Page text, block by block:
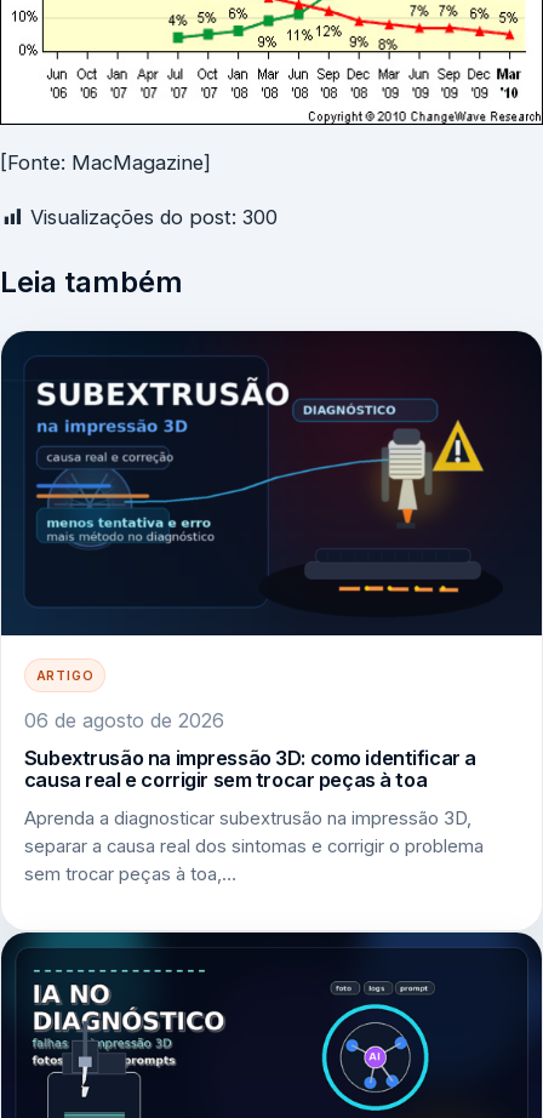
[Fonte: MacMagazine]
Visualizações do post: 300
Leia também
ARTIGO
06 de agosto de 2026
Subextrusão na impressão 3D: como identificar a
causa real e corrigir sem trocar peças à toa
Aprenda a diagnosticar subextrusão na impressão 3D,
separar a causa real dos sintomas e corrigir o problema
sem trocar peças à toa,…